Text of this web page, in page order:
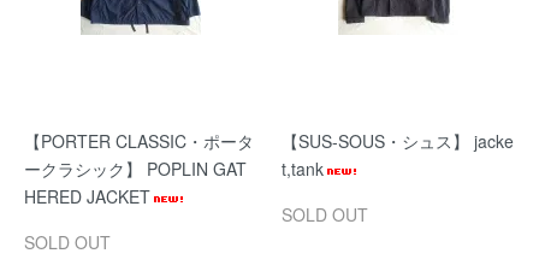
【PORTER CLASSIC・ポータ
ークラシック】 POPLIN GAT
HERED JACKET
SOLD OUT
【SUS-SOUS・シュス】 jacke
t,tank
SOLD OUT